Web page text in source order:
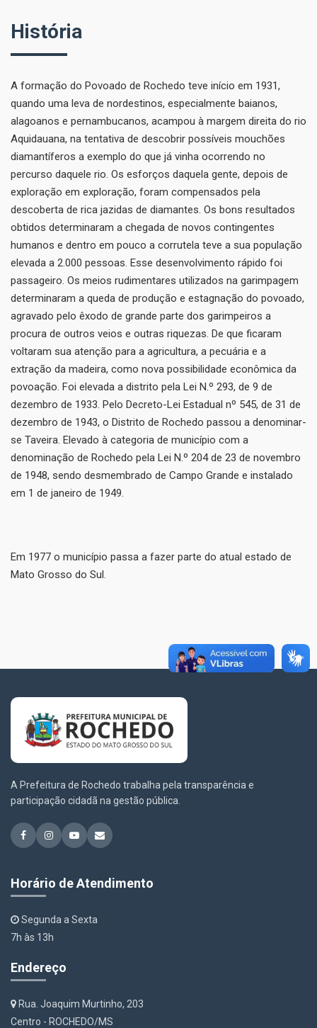
História
A formação do Povoado de Rochedo teve início em 1931,
quando uma leva de nordestinos, especialmente baianos,
alagoanos e pernambucanos, acampou à margem direita do rio
Aquidauana, na tentativa de descobrir possíveis mouchões
diamantíferos a exemplo do que já vinha ocorrendo no
percurso daquele rio. Os esforços daquela gente, depois de
exploração em exploração, foram compensados pela
descoberta de rica jazidas de diamantes. Os bons resultados
obtidos determinaram a chegada de novos contingentes
humanos e dentro em pouco a corrutela teve a sua população
elevada a 2.000 pessoas. Esse desenvolvimento rápido foi
passageiro. Os meios rudimentares utilizados na garimpagem
determinaram a queda de produção e estagnação do povoado,
agravado pelo êxodo de grande parte dos garimpeiros a
procura de outros veios e outras riquezas. De que ficaram
voltaram sua atenção para a agricultura, a pecuária e a
extração da madeira, como nova possibilidade econômica da
povoação. Foi elevada a distrito pela Lei N.º 293, de 9 de
dezembro de 1933. Pelo Decreto-Lei Estadual nº 545, de 31 de
dezembro de 1943, o Distrito de Rochedo passou a denominar-
se Taveira. Elevado à categoria de município com a
denominação de Rochedo pela Lei N.º 204 de 23 de novembro
de 1948, sendo desmembrado de Campo Grande e instalado
em 1 de janeiro de 1949.
Em 1977 o município passa a fazer parte do atual estado de
Mato Grosso do Sul.
A Prefeitura de Rochedo trabalha pela transparência e
participação cidadã na gestão pública.
Horário de Atendimento
Segunda a Sexta
7h às 13h
Endereço
Rua. Joaquim Murtinho, 203
Centro - ROCHEDO/MS